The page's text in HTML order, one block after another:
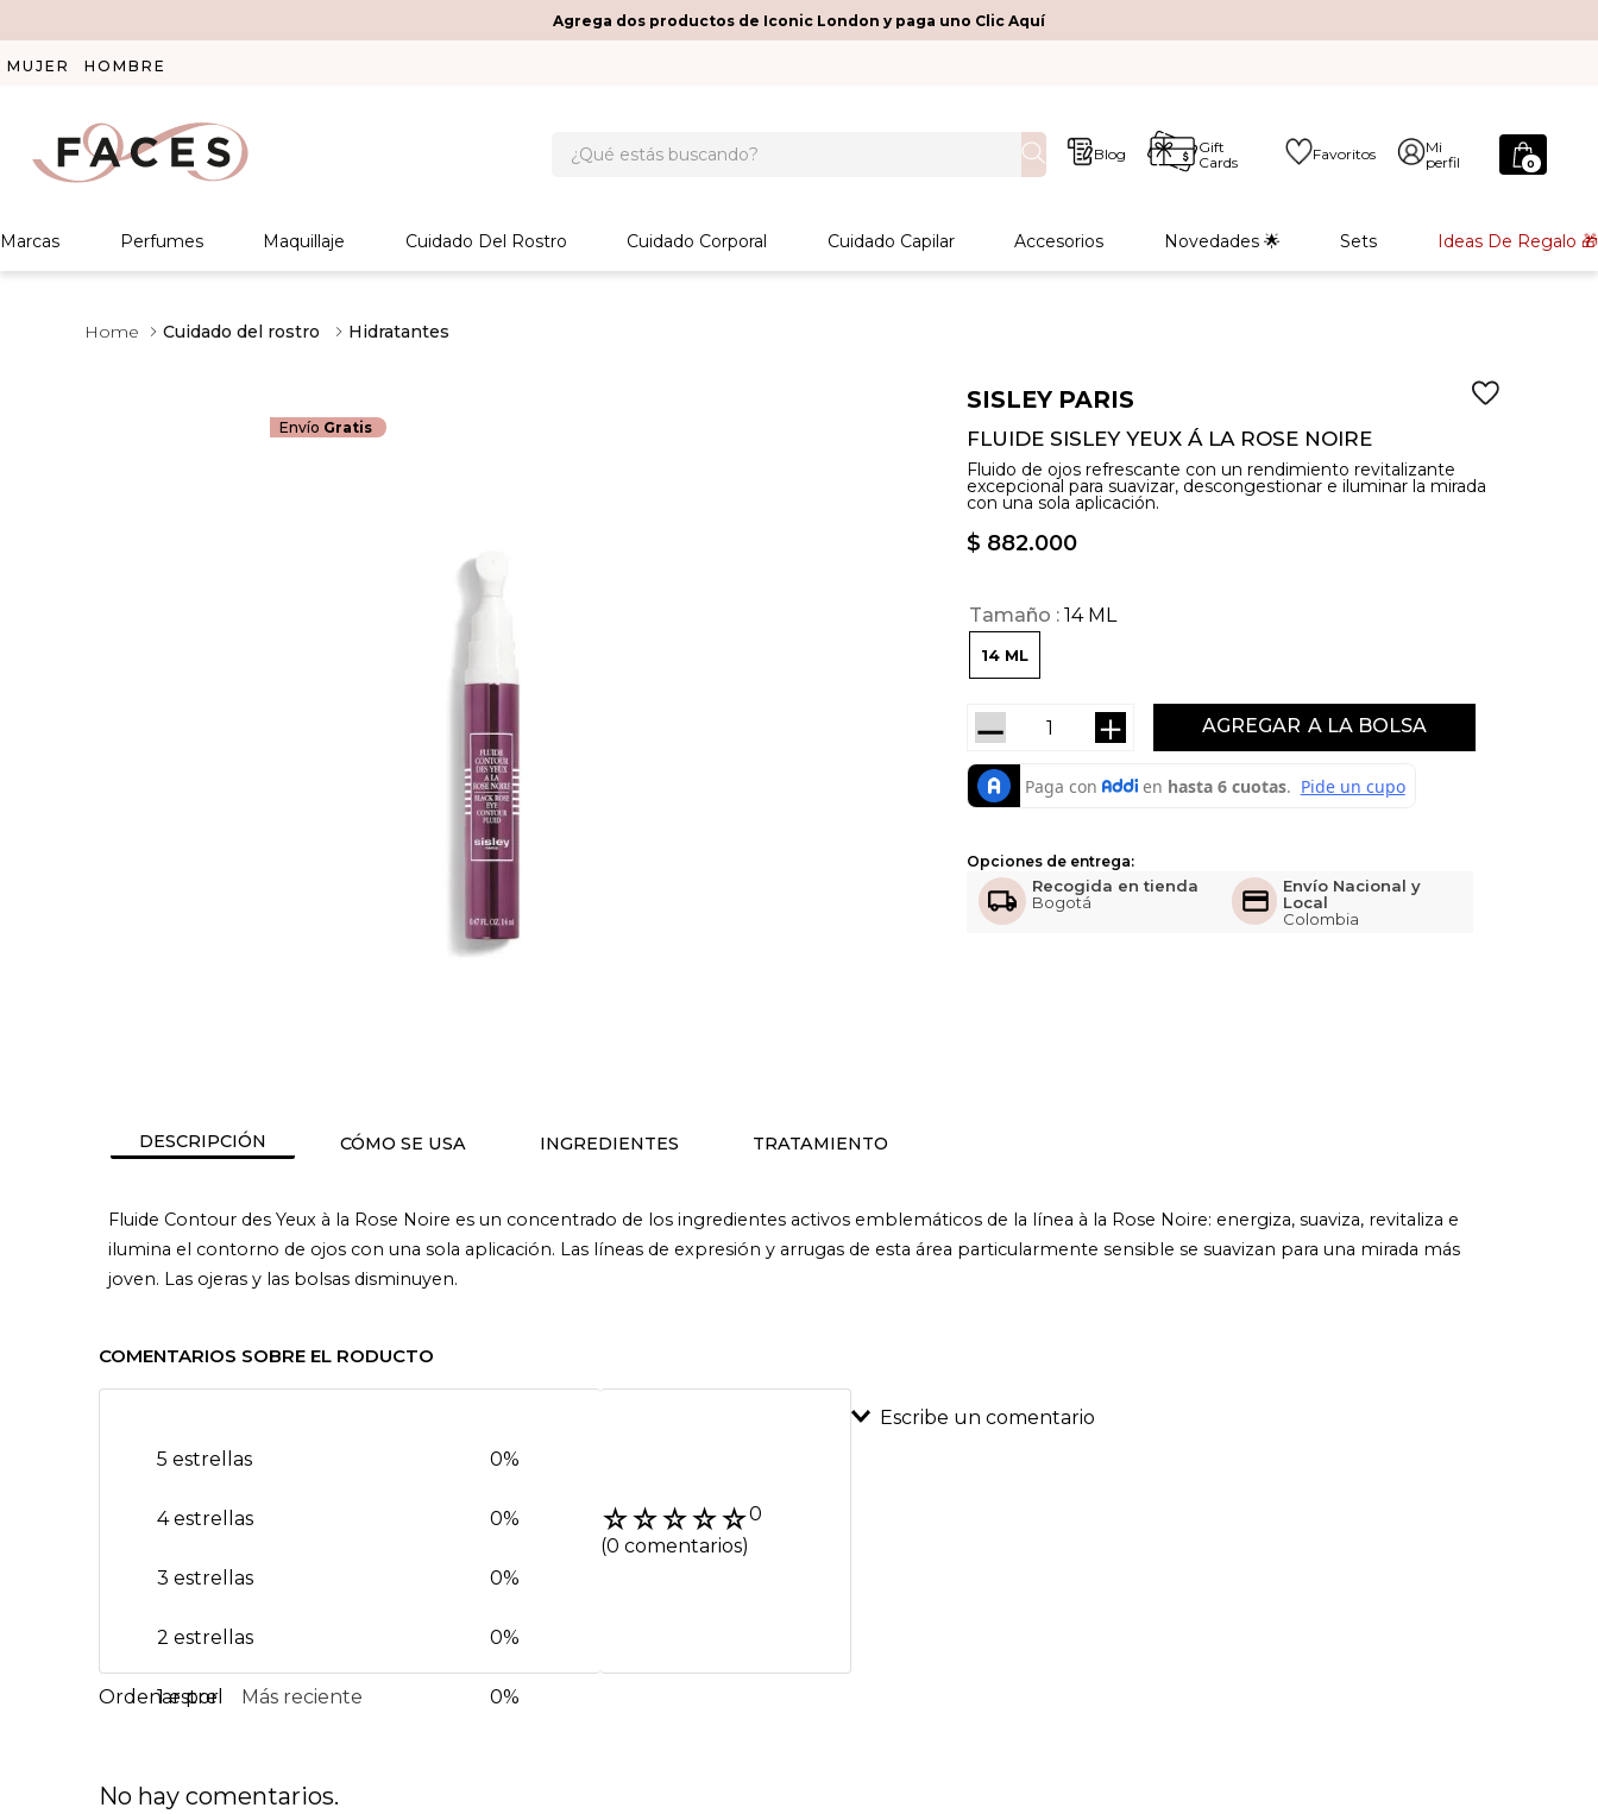
Agrega dos productos de Iconic London y paga uno Clic Aquí
MUJER HOMBRE
Blog
Gift
Cards
Favoritos
Mi
perfil
0
Marcas Perfumes Maquillaje Cuidado Del Rostro Cuidado Corporal Cuidado Capilar Accesorios Novedades 🌟 Sets Ideas De Regalo 🎁
Cuidado del rostro Hidratantes
Envío Gratis
SISLEY PARIS
FLUIDE SISLEY YEUX Á LA ROSE NOIRE
Fluido de ojos refrescante con un rendimiento revitalizante
excepcional para suavizar, descongestionar e iluminar la mirada
con una sola aplicación.
$ 882.000
Tamaño 14 ML
14 ML
AGREGAR
＋
－
Opciones de entrega:
Recogida en tienda
Bogotá
Envío Nacional y
Local
Colombia
DESCRIPCIÓN CÓMO SE USA INGREDIENTES TRATAMIENTO
Fluide Contour des Yeux à la Rose Noire es un concentrado de los ingredientes activos emblemáticos de la línea à la Rose Noire: energiza, suaviza, revitaliza e
ilumina el contorno de ojos con una sola aplicación. Las líneas de expresión y arrugas de esta área particularmente sensible se suavizan para una mirada más
joven. Las ojeras y las bolsas disminuyen.
COMENTARIOS SOBRE EL RODUCTO
☆☆☆☆☆0
(0 comentarios)
5 estrellas 0%
4 estrellas 0%
3 estrellas 0%
2 estrellas 0%
1 estrella 0%
Escribe un comentario
Más reciente
No hay comentarios.